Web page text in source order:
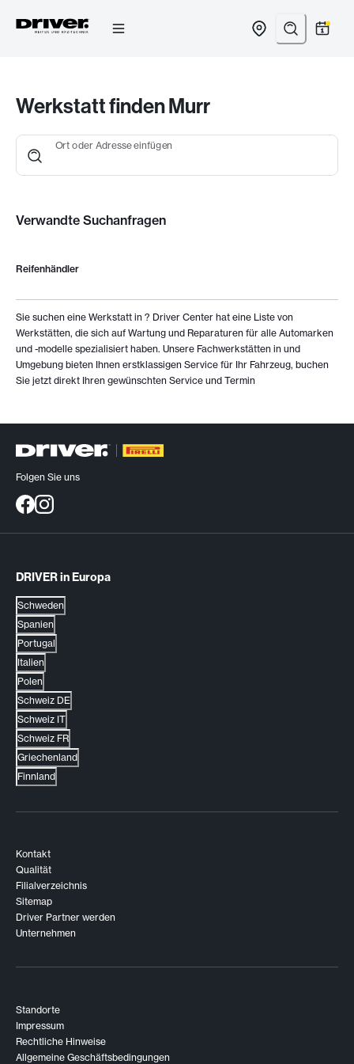
springen
Werkstatt finden Murr
Ort oder Adresse einfügen
Verwandte Suchanfragen
Reifenhändler
Sie suchen eine Werkstatt in ? Driver Center hat eine Liste von
Werkstätten, die sich auf Wartung und Reparaturen für alle Automarken
und -modelle spezialisiert haben. Unsere Fachwerkstätten in und
Umgebung bieten Ihnen erstklassigen Service für Ihr Fahrzeug, buchen
Sie jetzt direkt Ihren gewünschten Service und Termin
Folgen Sie uns
DRIVER in Europa
Schweden
Spanien
Portugal
Italien
Polen
Schweiz DE
Schweiz IT
Schweiz FR
Griechenland
Finnland
Kontakt
Qualität
Filialverzeichnis
Sitemap
Driver Partner werden
Unternehmen
Standorte
Impressum
Rechtliche Hinweise
Allgemeine Geschäftsbedingungen